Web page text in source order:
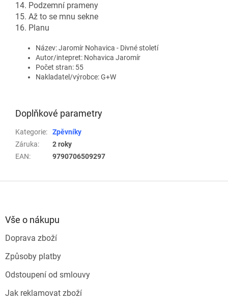
14. Podzemní prameny
15. Až to se mnu sekne
16. Planu
Název: Jaromír Nohavica - Divné století
Autor/intepret: Nohavica Jaromír
Počet stran: 55
Nakladatel/výrobce: G+W
Doplňkové parametry
Kategorie:
Zpěvníky
Záruka:
2 roky
EAN: 9790706509297
Vše o nákupu
Doprava zboží
Způsoby platby
Odstoupení od smlouvy
Jak reklamovat zboží